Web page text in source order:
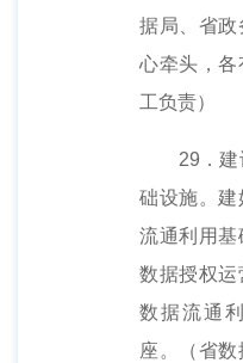
据局、省政
心牵头，各
工负责）
29．建
础设施。建
流通利用基
数据授权运
数据流通
座。（省